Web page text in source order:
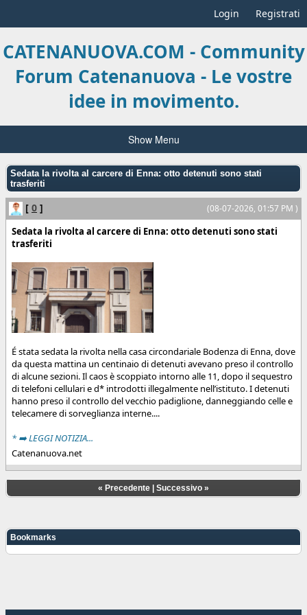
Login Registrati
CATENANUOVA.COM - Community
Forum Catenanuova - Le vostre
idee in movimento.
Show Menu
Sedata la rivolta al carcere di Enna: otto detenuti sono stati
trasferiti
(08-07-2026, 01:57 PM )
[ 0 ]
Sedata la rivolta al carcere di Enna: otto detenuti sono stati
trasferiti
É stata sedata la rivolta nella casa circondariale Bodenza di Enna, dove
da questa mattina un centinaio di detenuti avevano preso il controllo
di alcune sezioni. Il caos è scoppiato intorno alle 11, dopo il sequestro
di telefoni cellulari e d* introdotti illegalmente nell’istituto. I detenuti
hanno preso il controllo del vecchio padiglione, danneggiando celle e
telecamere di sorveglianza interne....
* ➡️ LEGGI NOTIZIA...
Catenanuova.net
« Precedente Successivo »
Bookmarks